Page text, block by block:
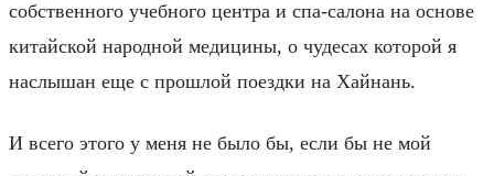
собственного учебного центра и спа-салона на основе
китайской народной медицины, о чудесах которой я
наслышан еще с прошлой поездки на Хайнань.
И всего этого у меня не было бы, если бы не мой